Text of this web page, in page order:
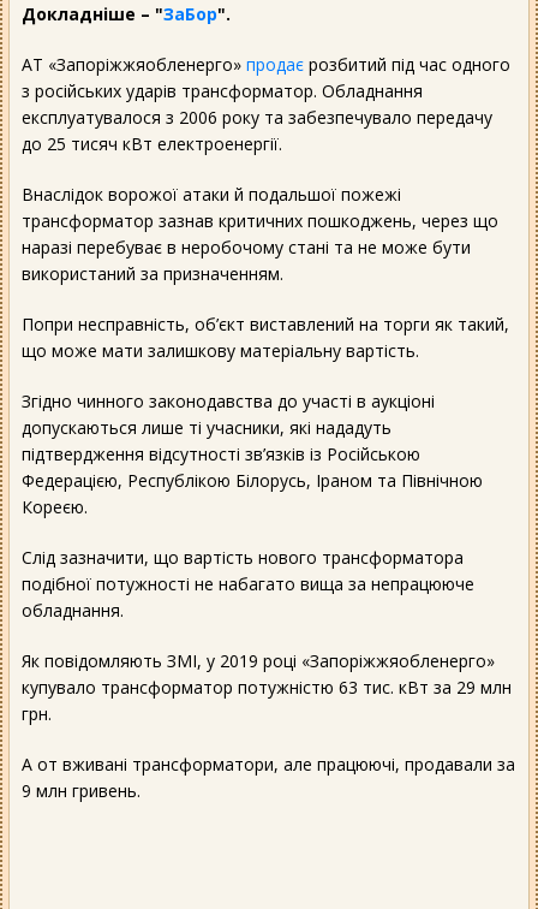
Докладніше – "ЗаБор".
АТ «Запоріжжяобленерго» продає розбитий під час одного
з російських ударів трансформатор. Обладнання
експлуатувалося з 2006 року та забезпечувало передачу
до 25 тисяч кВт електроенергії.
Внаслідок ворожої атаки й подальшої пожежі
трансформатор зазнав критичних пошкоджень, через що
наразі перебуває в неробочому стані та не може бути
використаний за призначенням.
Попри несправність, об’єкт виставлений на торги як такий,
що може мати залишкову матеріальну вартість.
Згідно чинного законодавства до участі в аукціоні
допускаються лише ті учасники, які нададуть
підтвердження відсутності зв’язків із Російською
Федерацією, Республікою Білорусь, Іраном та Північною
Кореєю.
Слід зазначити, що вартість нового трансформатора
подібної потужності не набагато вища за непрацююче
обладнання.
Як повідомляють ЗМІ, у 2019 році «Запоріжжяобленерго»
купувало трансформатор потужністю 63 тис. кВт за 29 млн
грн.
А от вживані трансформатори, але працюючі, продавали за
9 млн гривень.